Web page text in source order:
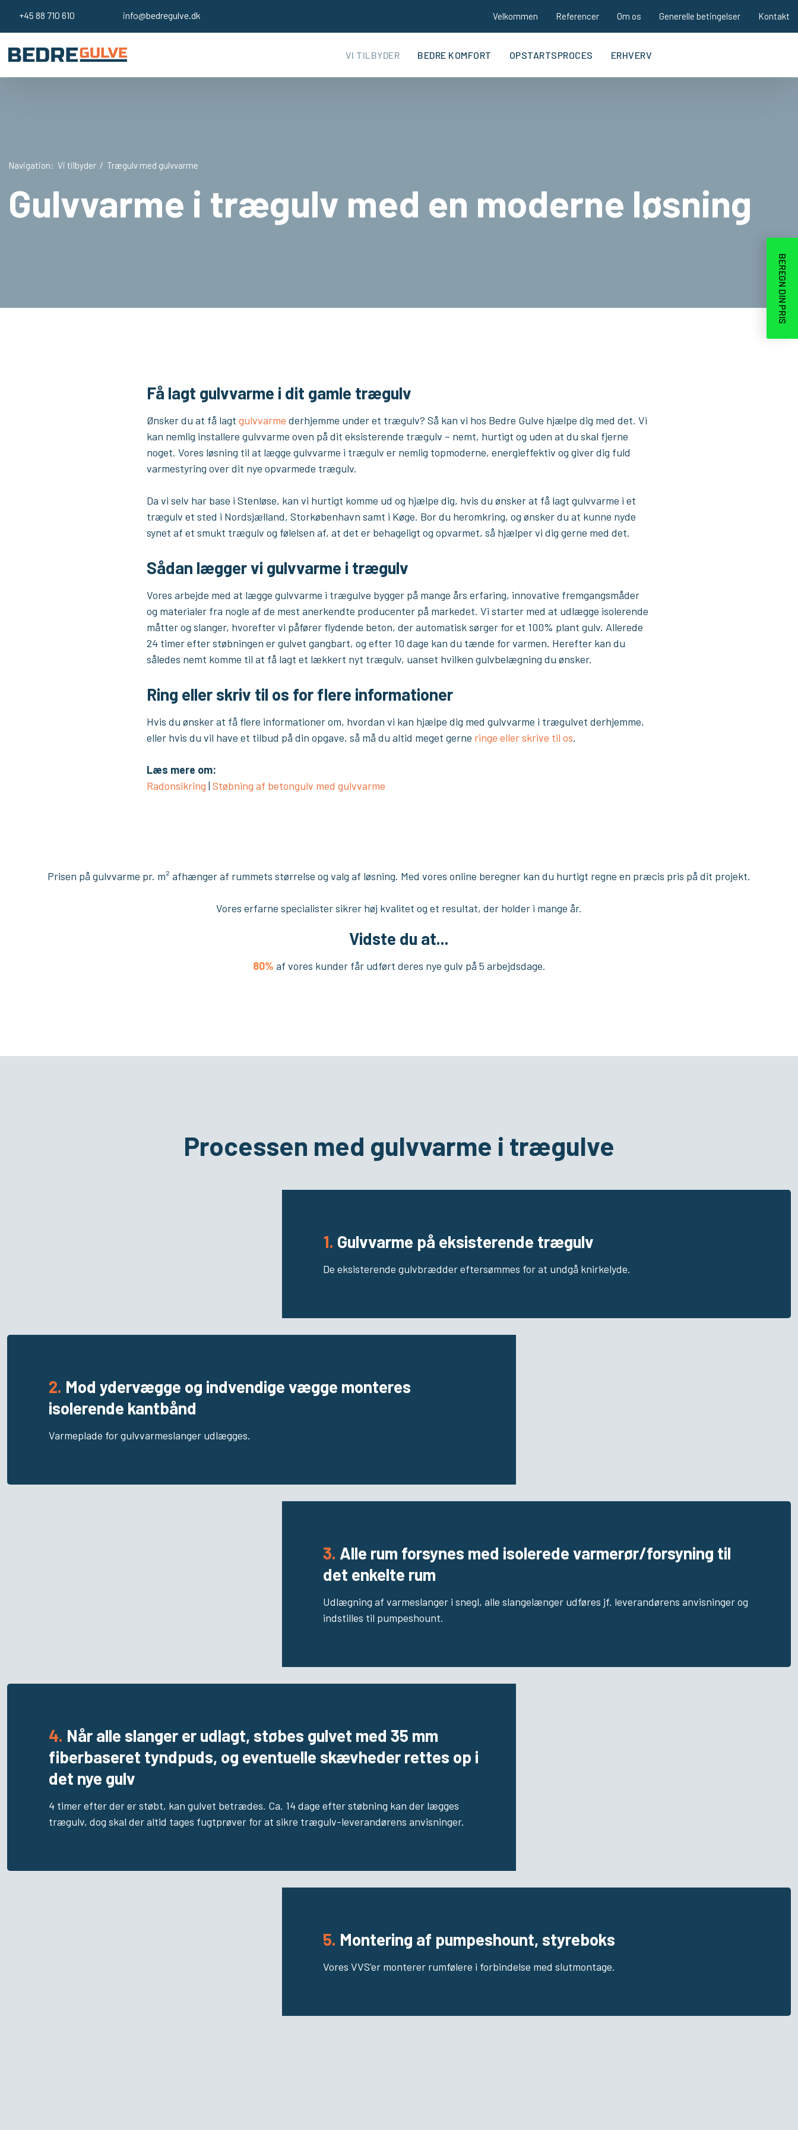
BEREGN DIN PRIS
+45 ​88 710 610 info@bedregulve.dk Velkommen Referencer Om os Generelle betingelser Kontakt
VI TILBYDER BEDRE KOMFORT OPSTARTSPROCES ERHVERV
Navigation: Vi tilbyder / Trægulv med gulvvarme
Gulvvarme i trægulv med en moderne løsning
Få lagt gulvvarme i dit gamle trægulv
Ønsker du at få lagt gulvvarme derhjemme under et trægulv? Så kan vi hos Bedre Gul​ve hjælpe dig med det. Vi
kan nemlig installere gulvvarme oven på dit eksisterende trægulv – nemt, hurtigt og uden at du skal fjerne
noget. Vores løsning til at lægge gulvvarme i trægulv er nemlig topmoderne, energieffektiv og giver dig fuld
varmestyring over dit nye opvarmede trægulv.
Da vi selv har base i Stenløse, kan vi hurtigt komme ud og hjælpe dig, hvis du ønsker at få lagt gulvvarme i et
trægulv et sted i Nordsjælland, Storkøbenhavn samt i Køge. Bor du heromkring, og ønsker du at kunne nyde
synet af et smukt trægulv og følelsen af, at det er behageligt og opvarmet, så hjælper vi dig gerne med det.
Sådan lægger vi gulvvarme i trægulv
Vores arbejde med at lægge gulvvarme i trægulve bygger på mange års erfaring, innovative fremgangsmåder
og materialer fra nogle af de mest anerkendte producenter på markedet. Vi starter med at udlægge isolerende
måtter og slanger, hvorefter vi påfører flydende beton, der automatisk sørger for et 100% plant gulv. Allerede
24 timer efter støbningen er gulvet gangbart, og efter 10 dage kan du tænde for varmen. Herefter kan du
således nemt komme til at få lagt et lækkert nyt trægulv, uanset hvilken gulvbelægning du ønsker.
Ring eller skriv til os for flere informationer
Hvis du ønsker at få flere informationer om, hvordan vi kan hjælpe dig med gulvvarme i trægulvet derhjemme,
eller hvis du vil have et tilbud på din opgave, så må du altid meget gerne ringe eller skrive til os.
Læs mere om:
Radonsikring | Støbning af betongulv med gulvvarme
​Prisen på gulvvarme pr. m² afhænger af rummets størrelse og valg af løsning. Med vores online beregner kan du hurtigt regne en præcis pris på dit projekt.
Vores erfarne specialister sikrer høj kvalitet og et resultat, der holder i mange år.
Vidste du at...
80% af vores kunder får udført deres nye gulv på 5 arbejdsdage​.
Processen med gulvvarme i trægulve
1. Gulvvarme på eksisterende trægulv
De eksisterende gulvbrædder eftersømmes for at undgå knirkelyde.
2. Mod ydervægge og indvendige vægge monteres
isolerende kantbånd
Varmeplade for gulvvarmeslanger udlægges.
3. Alle rum forsynes med isolerede varmerør/forsyning til
det enkelte rum
Udlægning af varmeslanger i snegl, alle slangelænger udføres jf. leverandørens anvisninger og
indstilles til pumpeshount.
4. Når alle slanger er udlagt, støbes gulvet med 35 mm
fiberbaseret tyndpuds, og eventuelle skævheder rettes op i
det nye gulv
4 timer efter der er støbt, kan gulvet betrædes. Ca. 14 dage efter støbning kan der lægges
trægulv, dog skal der altid tages fugtprøver for at sikre trægulv-leverandørens anvisninger.
5. Montering af pumpeshount, styreboks
Vores VVS'er monterer rumfølere i forbindelse med slutmontage.